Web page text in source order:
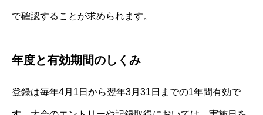
で確認することが求められます。
年度と有効期間のしくみ
登録は毎年4月1日から翌年3月31日までの1年間有効で